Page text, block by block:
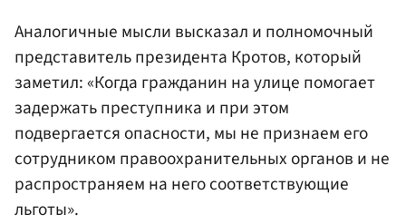
Аналогичные мысли высказал и полномочный
представитель президента Кротов, который
заметил: «Когда гражданин на улице помогает
задержать преступника и при этом
подвергается опасности, мы не признаем его
сотрудником правоохранительных органов и не
распространяем на него соответствующие
льготы».